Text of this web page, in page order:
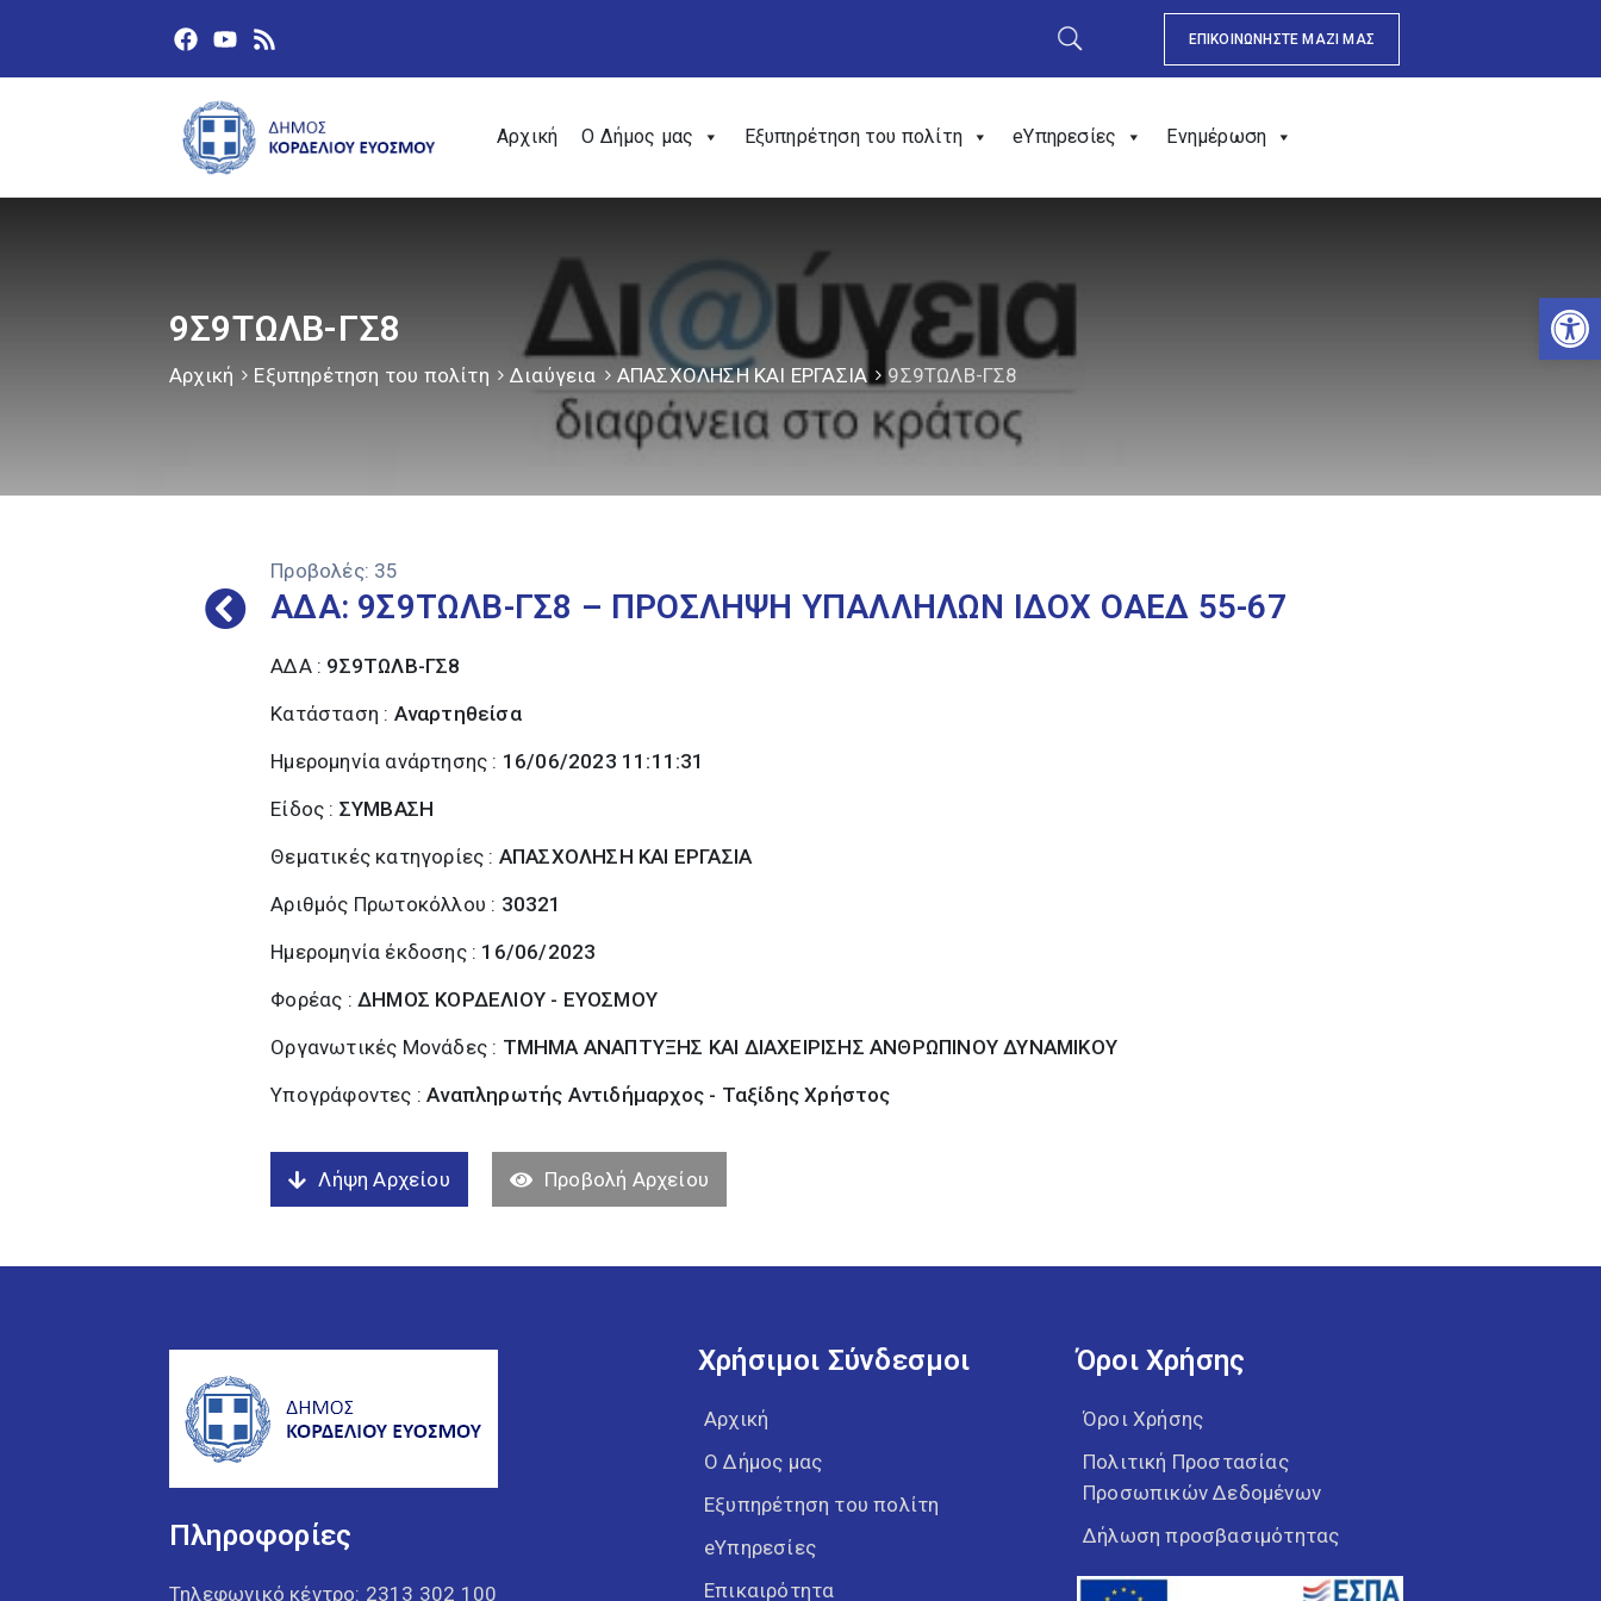
ΕΠΙΚΟΙΝΩΝΗΣΤΕ ΜΑΖΙ ΜΑΣ
Αρχική Ο Δήμος μας Εξυπηρέτηση του πολίτη eΥπηρεσίες Ενημέρωση
9Σ9ΤΩΛΒ-ΓΣ8
Αρχική Εξυπηρέτηση του πολίτη Διαύγεια ΑΠΑΣΧΟΛΗΣΗ ΚΑΙ ΕΡΓΑΣΙΑ 9Σ9ΤΩΛΒ-ΓΣ8
Προβολές: 35
ΑΔΑ: 9Σ9ΤΩΛΒ-ΓΣ8 – ΠΡΟΣΛΗΨΗ ΥΠΑΛΛΗΛΩΝ ΙΔΟΧ ΟΑΕΔ 55-67
ΑΔΑ : 9Σ9ΤΩΛΒ-ΓΣ8
Κατάσταση : Αναρτηθείσα
Ημερομηνία ανάρτησης : 16/06/2023 11:11:31
Είδος : ΣΥΜΒΑΣΗ
Θεματικές κατηγορίες : ΑΠΑΣΧΟΛΗΣΗ ΚΑΙ ΕΡΓΑΣΙΑ
Αριθμός Πρωτοκόλλου : 30321
Ημερομηνία έκδοσης : 16/06/2023
Φορέας :ΔΗΜΟΣ ΚΟΡΔΕΛΙΟΥ - ΕΥΟΣΜΟΥ
Οργανωτικές Μονάδες : ΤΜΗΜΑ ΑΝΑΠΤΥΞΗΣ ΚΑΙ ΔΙΑΧΕΙΡΙΣΗΣ ΑΝΘΡΩΠΙΝΟΥ ΔΥΝΑΜΙΚΟΥ
Υπογράφοντες :Αναπληρωτής Αντιδήμαρχος - Ταξίδης Χρήστος
Λήψη Αρχείου Προβολή Αρχείου
Πληροφορίες
Τηλεφωνικό κέντρο: 2313 302 100
Χρήσιμοι Σύνδεσμοι
Αρχική
Ο Δήμος μας
Εξυπηρέτηση του πολίτη
eΥπηρεσίες
Επικαιρότητα
Όροι Χρήσης
Όροι Χρήσης
Πολιτική Προστασίας
Προσωπικών Δεδομένων
Δήλωση προσβασιμότητας